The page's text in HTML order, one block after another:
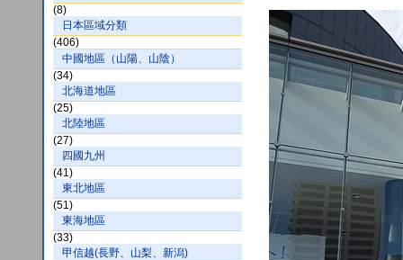
(8)
日本區域分類
(406)
中國地區（山陽、山陰）
(34)
北海道地區
(25)
北陸地區
(27)
四國九州
(41)
東北地區
(51)
東海地區
(33)
甲信越(長野、山梨、新潟)